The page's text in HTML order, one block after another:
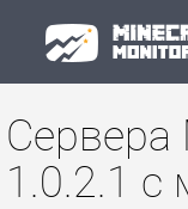
Сервера
1.0.2.1 с